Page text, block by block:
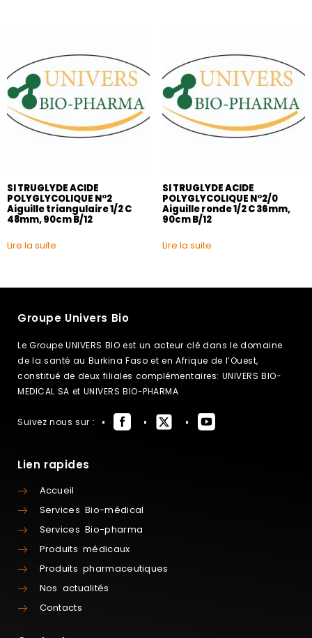
SI TRUGLYDE ACIDE
POLYGLYCOLIQUE N°2
Aiguille triangulaire 1/2 C
48mm, 90cm B/12
Lire la suite
SI TRUGLYDE ACIDE
POLYGLYCOLIQUE N°2/0
Aiguille ronde 1/2 C 36mm,
90cm B/12
Lire la suite
Groupe Univers Bio
Le Groupe UNIVERS BIO est un acteur clé dans le domaine
de la santé au Burkina Faso et en Afrique de l’Ouest,
constitué de deux filiales complémentaires: UNIVERS BIO-
MEDICAL SA et UNIVERS BIO-PHARMA
Suivez nous sur :
Lien rapides
Accueil
Services Bio-médical
Services Bio-pharma
Produits médicaux
Produits pharmaceutiques
Nos actualités
Contacts